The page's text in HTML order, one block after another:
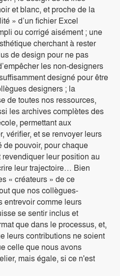
et blanc, et proche de la
» d’un fichier Excel
ou corrigé aisément ; une
cherchant à rester
de design pour ne pas
les non-designers
designé pour être
designers ; la
de toutes nos ressources,
les archives complètes des
permettant aux
vérifier, et se renvoyer leurs
de pouvoir, pour chaque
leur position au
leur trajectoire… Bien
« créateurs » de ce
que nos collègues-
entrevoir comme leurs
se sentir inclus et
que dans le processus, et,
leurs contributions ne soient
celle que nous avons
mais égale, si ce n'est